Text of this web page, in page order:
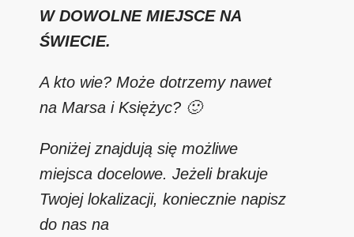
W DOWOLNE MIEJSCE NA
ŚWIECIE.
A kto wie? Może dotrzemy nawet
na Marsa i Księżyc? 🙂
Poniżej znajdują się możliwe
miejsca docelowe. Jeżeli brakuje
Twojej lokalizacji, koniecznie napisz
do nas na